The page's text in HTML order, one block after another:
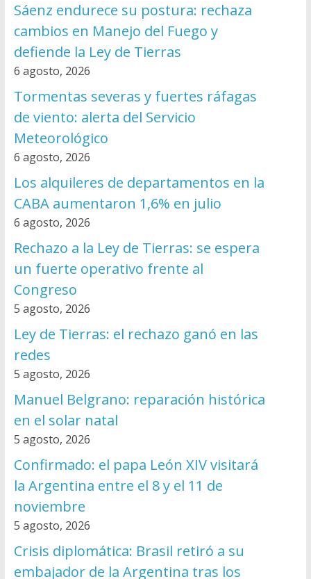
Sáenz endurece su postura: rechaza
cambios en Manejo del Fuego y
defiende la Ley de Tierras
6 agosto, 2026
Tormentas severas y fuertes ráfagas
de viento: alerta del Servicio
Meteorológico
6 agosto, 2026
Los alquileres de departamentos en la
CABA aumentaron 1,6% en julio
6 agosto, 2026
Rechazo a la Ley de Tierras: se espera
un fuerte operativo frente al
Congreso
5 agosto, 2026
Ley de Tierras: el rechazo ganó en las
redes
5 agosto, 2026
Manuel Belgrano: reparación histórica
en el solar natal
5 agosto, 2026
Confirmado: el papa León XIV visitará
la Argentina entre el 8 y el 11 de
noviembre
5 agosto, 2026
Crisis diplomática: Brasil retiró a su
embajador de la Argentina tras los